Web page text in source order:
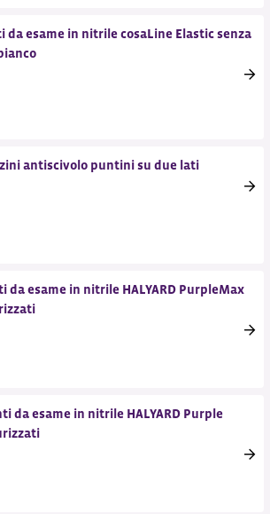
da esame in nitrile cosaLine Elastic senza
antiscivolo puntini su due lati
da esame in nitrile HALYARD PurpleMax
da esame in nitrile HALYARD Purple